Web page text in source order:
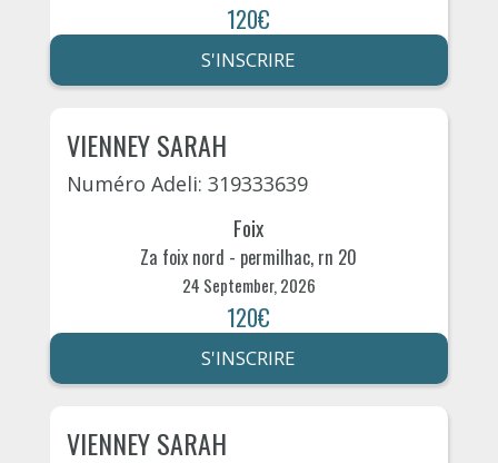
120€
S'INSCRIRE
VIENNEY SARAH
Numéro Adeli: 319333639
Foix
Za foix nord - permilhac, rn 20
24 September, 2026
120€
S'INSCRIRE
VIENNEY SARAH